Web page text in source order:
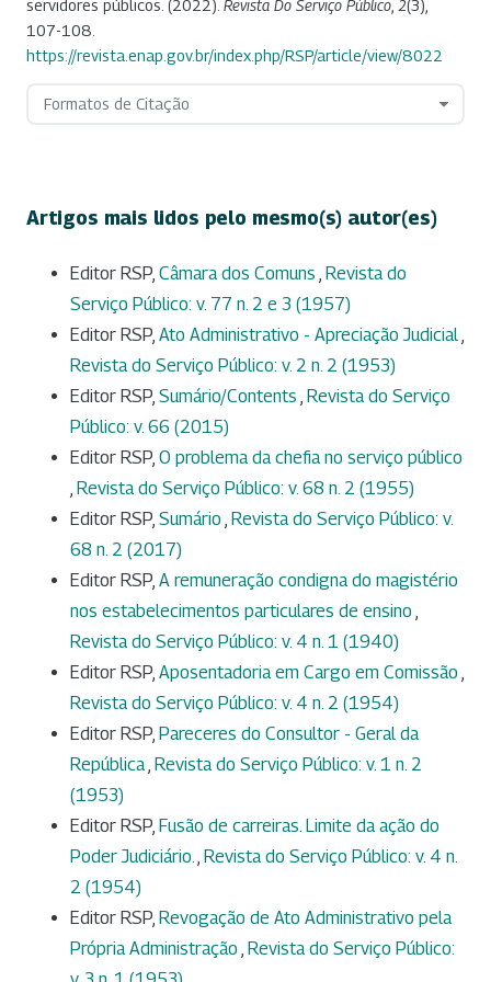
servidores públicos. (2022). Revista Do Serviço Público 2(3),
107-108.
https://revista.enap.gov.br/index.php/RSP/article/view/8022
Formatos de Citação
Artigos mais lidos pelo mesmo(s) autor(es)
Editor RSP, Câmara dos Comuns , Revista do
Serviço Público: v. 77 n. 2 e 3 (1957)
Editor RSP, Ato Administrativo - Apreciação Judicial,
Revista do Serviço Público: v. 2 n. 2 (1953)
Editor RSP, Sumário/Contents , Revista do Serviço
Público: v. 66 (2015)
Editor RSP, O problema da chefia no serviço público
, Revista do Serviço Público: v. 68 n. 2 (1955)
Editor RSP, Sumário , Revista do Serviço Público: v.
68 n. 2 (2017)
Editor RSP, A remuneração condigna do magistério
nos estabelecimentos particulares de ensino ,
Revista do Serviço Público: v. 4 n. 1 (1940)
Editor RSP, Aposentadoria em Cargo em Comissão ,
Revista do Serviço Público: v. 4 n. 2 (1954)
Editor RSP, Pareceres do Consultor - Geral da
República, Revista do Serviço Público: v. 1 n. 2
(1953)
Editor RSP, Fusão de carreiras. Limite da ação do
Poder Judiciário., Revista do Serviço Público: v. 4 n.
2 (1954)
Editor RSP, Revogação de Ato Administrativo pela
Própria Administração , Revista do Serviço Público: